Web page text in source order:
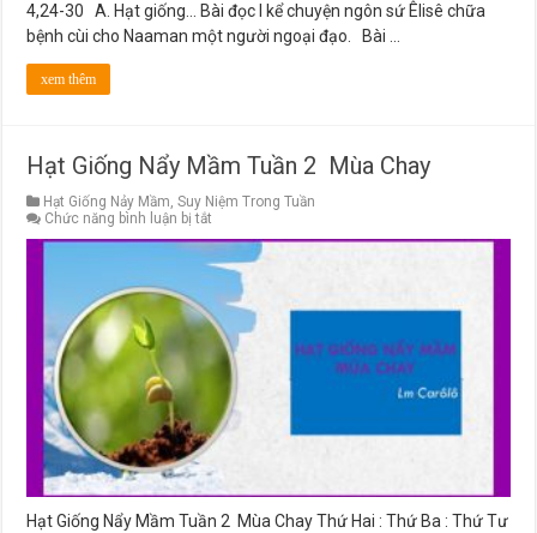
4,24-30 A. Hạt giống… Bài đọc I kể chuyện ngôn sứ Êlisê chữa
bệnh cùi cho Naaman một người ngoại đạo. Bài …
xem thêm
Hạt Giống Nẩy Mầm Tuần 2 Mùa Chay
Hạt Giống Nảy Mầm,Suy Niệm Trong Tuần
Chức năng bình luận bị tắt
Nẩy
Mầm
Tuần
2
Mùa
Chay
Hạt Giống Nẩy Mầm Tuần 2 Mùa Chay Thứ Hai : Thứ Ba : Thứ Tư